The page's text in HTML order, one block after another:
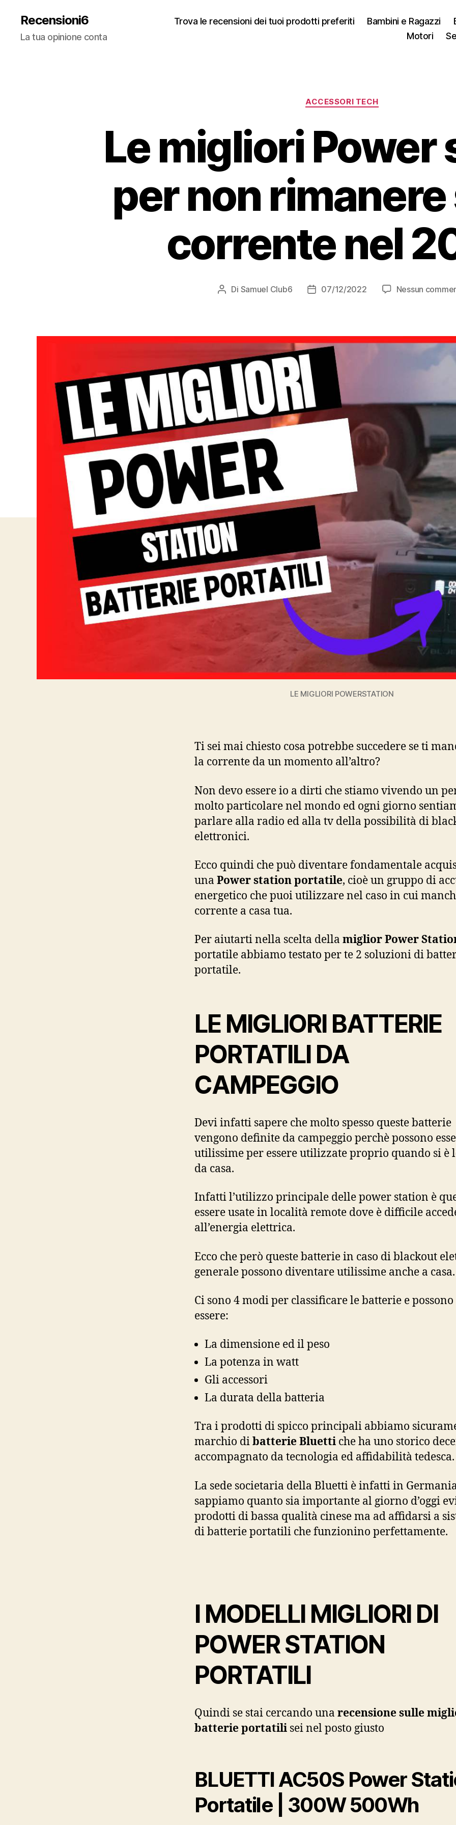
Recensioni6
La tua opinione conta
Trova le recensioni dei tuoi prodotti preferiti Bambini e Ragazzi
Motori
Categorie
ACCESSORI TECH
Le migliori Power
per non
corrente nel
Autore
Di Samuel Club6
Data07/12/2022 Nessun
LE MIGLIORI POWERSTATION
Ti sei mai chiesto cosa potrebbe succedere se ti
la corrente da un momento all’altro?
Non devo essere io a dirti che stiamo vivendo un
molto particolare nel mondo ed ogni giorno
parlare alla radio ed alla tv della possibilità di
elettronici.
Ecco quindi che può diventare fondamentale
una Power station portatile, cioè un gruppo di
energetico che puoi utilizzare nel caso in cui
corrente a casa tua.
Per aiutarti nella scelta della miglior Power
portatile abbiamo testato per te 2 soluzioni di
portatile.
LE MIGLIORI BATTERIE
PORTATILI DA
CAMPEGGIO
Devi infatti sapere che molto spesso queste batterie
vengono definite da campeggio perchè possono
utilissime per essere utilizzate proprio quando si è
da casa.
Infatti l’utilizzo principale delle power station è
essere usate in località remote dove è difficile
all’energia elettrica.
Ecco che però queste batterie in caso di blackout
generale possono diventare utilissime anche a casa.
Ci sono 4 modi per classificare le batterie e possono
essere:
La dimensione ed il peso
La potenza in watt
Gli accessori
La durata della batteria
Tra i prodotti di spicco principali abbiamo
marchio dibatterie Bluetti che ha uno storico
accompagnato da tecnologia ed affidabilità tedesca.
La sede societaria della Bluetti è infatti in
sappiamo quanto sia importante al giorno d’oggi
prodotti di bassa qualità cinese ma ad affidarsi a
di batterie portatili che funzionino perfettamente.
I MODELLI MIGLIORI DI
POWER STATION
PORTATILI
Quindi se stai cercando una recensione sulle
batterie portatili sei nel posto giusto
BLUETTI AC50S Power
Portatile | 300W 500Wh